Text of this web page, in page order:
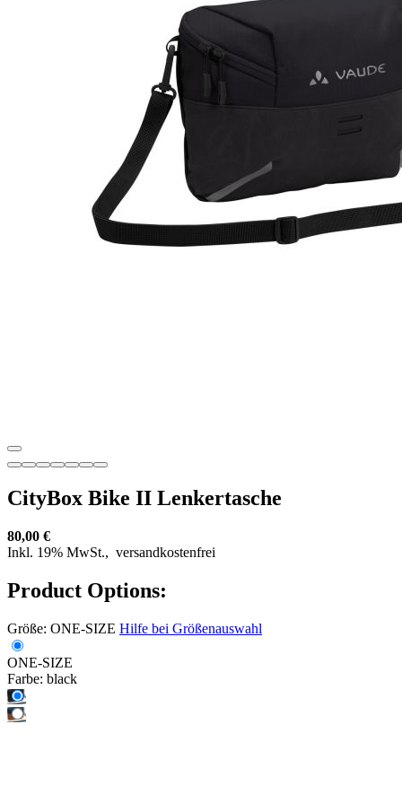
CityBox Bike II Lenkertasche
80,00 €
Inkl. 19% MwSt., versandkostenfrei
Product Options:
Größe: ONE-SIZE Hilfe bei Größenauswahl
ONE-SIZE
Farbe: black